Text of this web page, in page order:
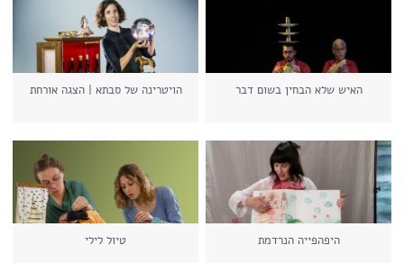
האיש שלא הבחין בשום דבר הויטרינה של סבתא | הצגה אורחת
היפהפייה הנרדמת טיול לילי